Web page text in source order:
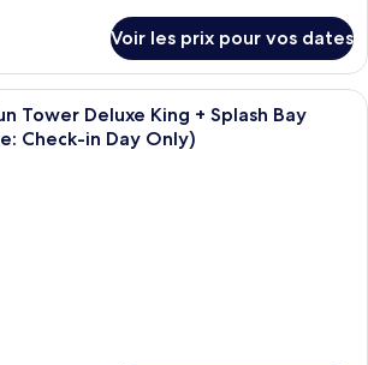
Voir les prix pour vos dates
Une chambre d’hôtel moderne
Tower Deluxe King + Splash Bay
Check-in Day Only)